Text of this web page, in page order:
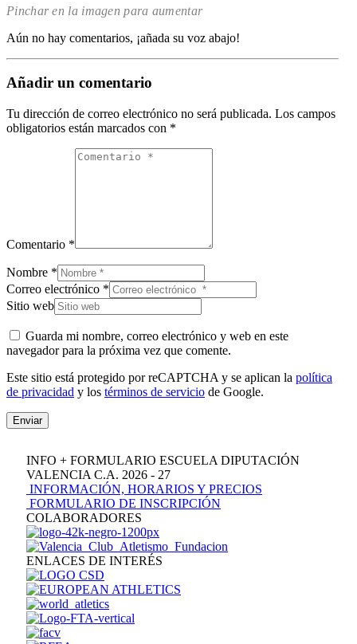
Pinchar en la imagen para aumentar
Aún no hay comentarios, ¡añada su voz abajo!
Añadir un comentario
Tu dirección de correo electrónico no será publicada. Los campos
obligatorios están marcados con *
Comentario *
Nombre *
Correo electrónico *
Sitio web
Guarda mi nombre, correo electrónico y web en este
navegador para la próxima vez que comente.
Este sitio está protegido por reCAPTCHA y se aplican la política
de privacidad y los términos de servicio de Google.
Enviar
INFO + FORMULARIO ESCUELA DIPUTACIÓN
VALENCIA C.A. 2026 - 27
INFORMACIÓN, HORARIOS Y PRECIOS
FORMULARIO DE INSCRIPCIÓN
COLABORADORES
ENLACES DE INTERÉS